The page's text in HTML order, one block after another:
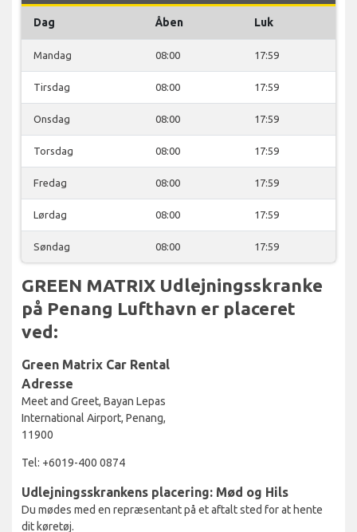
Dag Åben Luk
Mandag 08:00 17:59
Tirsdag 08:00 17:59
Onsdag 08:00 17:59
Torsdag 08:00 17:59
Fredag 08:00 17:59
Lørdag 08:00 17:59
Søndag 08:00 17:59
GREEN MATRIX Udlejningsskranke
på Penang Lufthavn er placeret
ved:
Green Matrix Car Rental
Adresse
Meet and Greet, Bayan Lepas
International Airport, Penang,
11900
Tel: +6019-400 0874
Udlejningsskrankens placering: Mød og Hils
Du mødes med en repræsentant på et aftalt sted for at hente
dit køretøj.